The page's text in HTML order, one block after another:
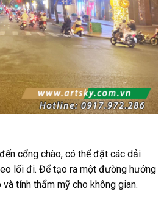
cổng chào, có thể đặt các dải
lối đi. Để tạo ra một đường hướng
tính thẩm mỹ cho không gian.